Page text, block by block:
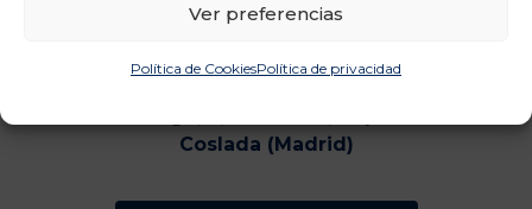
Ver preferencias
Política de CookiesPolítica de privacidad
Coslada (Madrid)